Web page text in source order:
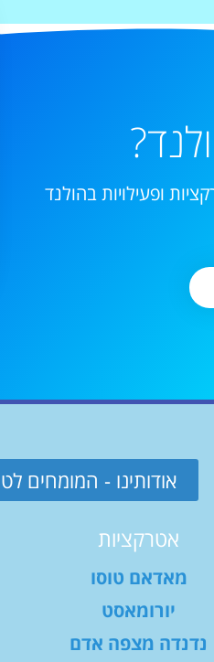
ופעילויות בהולנד
אודותינו - המומחים
אטרקציות
מאדאם טוסו
יורומאסט
נדנדה מצפה אדם